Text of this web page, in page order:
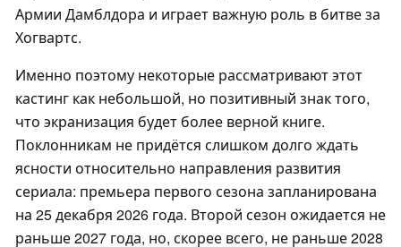
Армии Дамблдора и играет важную роль в битве за
Хогвартс.
Именно поэтому некоторые рассматривают этот
кастинг как небольшой, но позитивный знак того,
что экранизация будет более верной книге.
Поклонникам не придётся слишком долго ждать
ясности относительно направления развития
сериала: премьера первого сезона запланирована
на 25 декабря 2026 года. Второй сезон ожидается не
раньше 2027 года, но, скорее всего, не раньше 2028